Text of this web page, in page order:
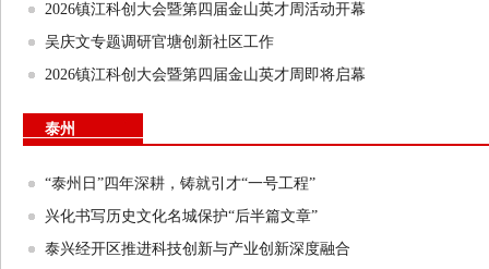
2026镇江科创大会暨第四届金山英才周活动开幕
吴庆文专题调研官塘创新社区工作
2026镇江科创大会暨第四届金山英才周即将启幕
泰州
“泰州日”四年深耕，铸就引才“一号工程”
兴化书写历史文化名城保护“后半篇文章”
泰兴经开区推进科技创新与产业创新深度融合